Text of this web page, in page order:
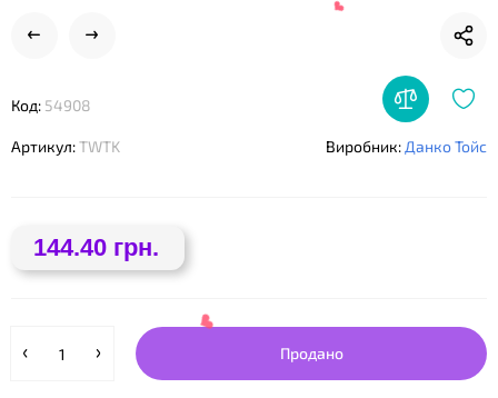
Код: 54908
Артикул:TWTK Виробник: Данко Тойс
144.40 грн.
Продано